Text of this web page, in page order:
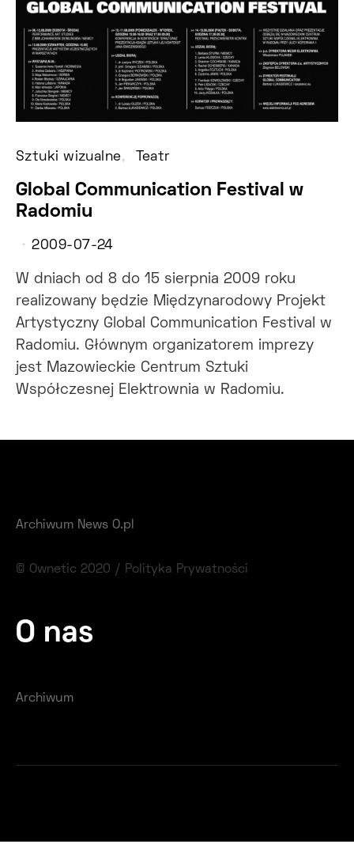
Sztuki wizualne Teatr
Global Communication Festival w
Radomiu
2009-07-24
W dniach od 8 do 15 sierpnia 2009 roku
realizowany będzie Międzynarodowy Projekt
Artystyczny Global Communication Festival w
Radomiu. Głównym organizatorem imprezy
jest Mazowieckie Centrum Sztuki
Współczesnej Elektrownia w Radomiu.
Archiwum News O.pl
© Ownetic 2020 / Polityka Prywatności
O nas
Archiwum